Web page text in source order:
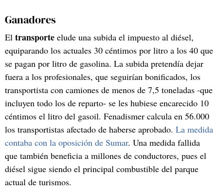
Ganadores
El transporte elude una subida el impuesto al diésel,
equiparando los actuales 30 céntimos por litro a los 40 que
se pagan por litro de gasolina. La subida pretendía dejar
fuera a los profesionales, que seguirían bonificados, los
transportista con camiones de menos de 7,5 toneladas -que
incluyen todo los de reparto- se les hubiese encarecido 10
céntimos el litro del gasoil. Fenadismer calcula en 56.000
los transportistas afectado de haberse aprobado. La medida
contaba con la oposición de Sumar. Una medida fallida
que también beneficia a millones de conductores, pues el
diésel sigue siendo el principal combustible del parque
actual de turismos.